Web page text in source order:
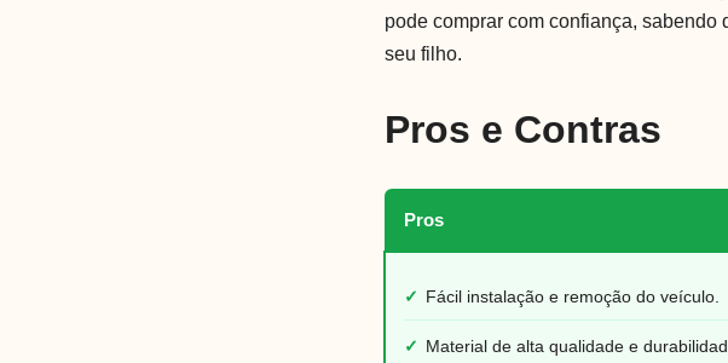
pode comprar com confiança,
seu filho.
Pros e Contras
Pros
✓ Fácil instalação e remoção do veículo.
✓ Material de alta qualidade e